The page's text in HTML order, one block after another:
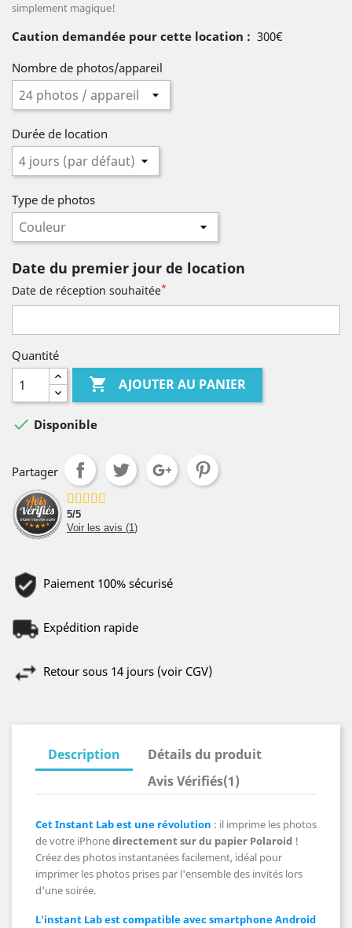
simplement magique!
Caution demandée pour cette location : 300€
Nombre de photos/appareil
Durée de location
Type de photos
Date du premier jour de location
Date de réception souhaitée*
Quantité
 AJOUTER AU PANIER
 Disponible
Partager
5/5
Voir les avis (1)
Paiement 100% sécurisé
Expédition rapide
Retour sous 14 jours (voir CGV)
Description
Détails du produit
Avis Vérifiés(1)
Cet Instant Lab est une révolution : il imprime les photos
de votre iPhonedirectement sur du papier Polaroid !
Créez des photos instantanées facilement, idéal pour
imprimer les photos prises par l'ensemble des invités lors
d'une soirée.
L'instant Lab est compatible avec smartphone Android